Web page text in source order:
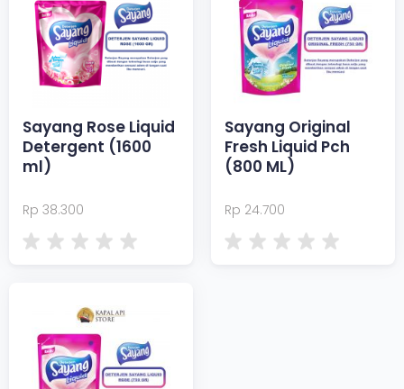
Sayang Rose Liquid
Detergent (1600
ml)
Rp 38.300
Sayang Original
Fresh Liquid Pch
(800 ML)
Rp 24.700